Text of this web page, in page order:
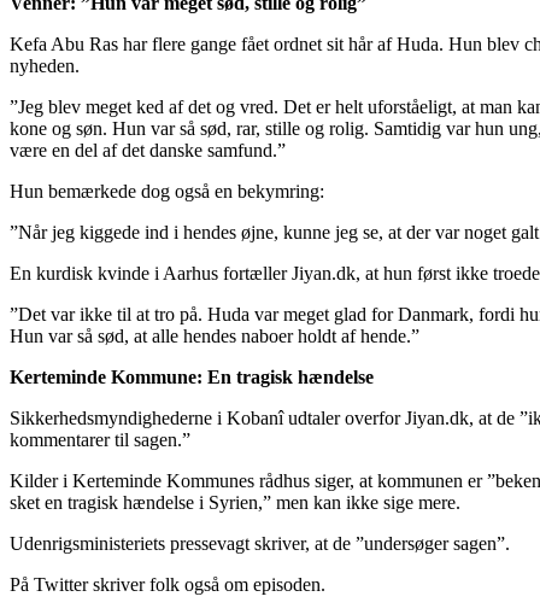
Kefa Abu Ras har flere gange fået ordnet sit hår af Huda. Hun blev
nyheden.
”Jeg blev meget ked af det og vred. Det er helt uforståeligt, at man
kone og søn. Hun var så sød, rar, stille og rolig. Samtidig var hun
være en del af det danske samfund.”
Hun bemærkede dog også en bekymring:
”Når jeg kiggede ind i hendes øjne, kunne jeg se, at der var noget
En kurdisk kvinde i Aarhus fortæller Jiyan.dk, at hun først ikke
”Det var ikke til at tro på. Huda var meget glad for Danmark, fordi
Hun var så sød, at alle hendes naboer holdt af hende.”
Kerteminde Kommune: En tragisk hændelse
Sikkerhedsmyndighederne i Kobanî udtaler overfor Jiyan.dk, at de
kommentarer til sagen.”
Kilder i Kerteminde Kommunes rådhus siger, at kommunen er
sket en tragisk hændelse i Syrien,” men kan ikke sige mere.
Udenrigsministeriets pressevagt skriver, at de ”undersøger sagen”.
På Twitter skriver folk også om episoden.